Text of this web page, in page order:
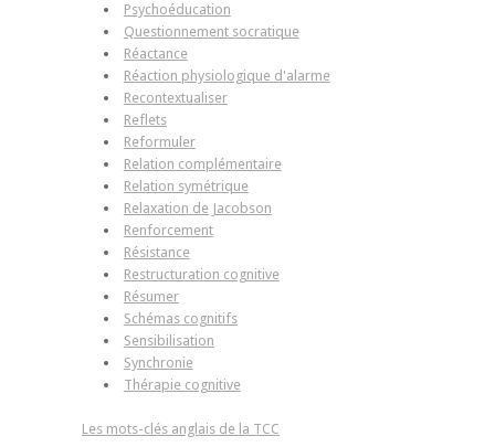
Psychoéducation
Questionnement socratique
Réactance
Réaction physiologique d'alarme
Recontextualiser
Reflets
Reformuler
Relation complémentaire
Relation symétrique
Relaxation de Jacobson
Renforcement
Résistance
Restructuration cognitive
Résumer
Schémas cognitifs
Sensibilisation
Synchronie
Thérapie cognitive
Les mots-clés anglais de la TCC